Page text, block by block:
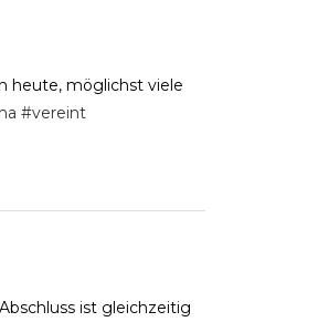
heute, möglichst viele
#vereint
ist gleichzeitig